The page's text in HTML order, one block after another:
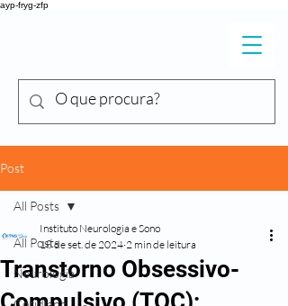
ayp-fryg-zfp
Post
All Posts
Neurologia
All Posts
Transtorno Obsessivo-
Instituto Neurologia e Sono
18 de set. de 2024 2 min de leitura